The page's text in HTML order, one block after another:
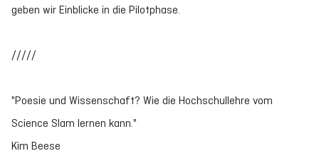
geben wir Einblicke in die Pilotphase.
/////
"Poesie und Wissenschaft? Wie die Hochschullehre vom
Science Slam lernen kann."
Kim Beese